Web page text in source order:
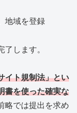
地域を登録
します。
イト規制法」とい
書を使った確実な
略では提出を求め